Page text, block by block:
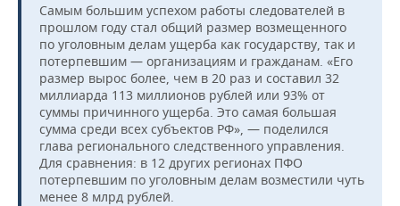
Самым большим успехом работы следователей в
прошлом году стал общий размер возмещенного
по уголовным делам ущерба как государству, так и
потерпевшим — организациям и гражданам. «Его
размер вырос более, чем в 20 раз и составил 32
миллиарда 113 миллионов рублей или 93% от
суммы причинного ущерба. Это самая большая
сумма среди всех субъектов РФ», — поделился
глава регионального следственного управления.
Для сравнения: в 12 других регионах ПФО
потерпевшим по уголовным делам возместили чуть
менее 8 млрд рублей.